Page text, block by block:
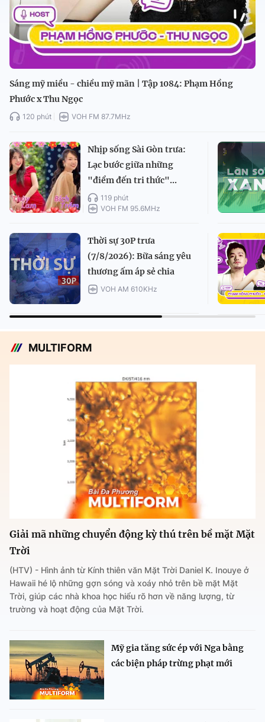
Sáng mỹ miều - chiều mỹ mãn | Tập 1084: Phạm Hồng
Phước x Thu Ngọc
120 phút VOH FM 87.7MHz
Nhịp sống Sài Gòn trưa:
Lạc bước giữa những
"điểm đến tri thức"...
119 phút
VOH FM 95.6MHz
Thời sự 30P trưa
(7/8/2026): Bữa sáng yêu
thương ấm áp sẻ chia
VOH AM 610KHz
MULTIFORM
Giải mã những chuyển động kỳ thú trên bề mặt Mặt
Trời
(HTV) - Hình ảnh từ Kính thiên văn Mặt Trời Daniel K. Inouye ở
Hawaii hé lộ những gợn sóng và xoáy nhỏ trên bề mặt Mặt
Trời, giúp các nhà khoa học hiểu rõ hơn về năng lượng, từ
trường và hoạt động của Mặt Trời.
Mỹ gia tăng sức ép với Nga bằng
các biện pháp trừng phạt mới